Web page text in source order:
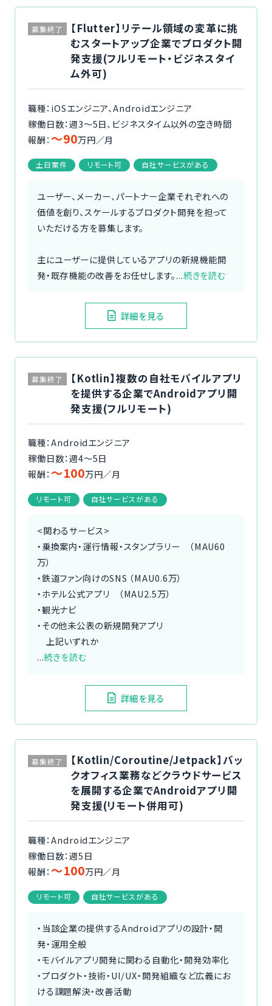
募集終了
【Flutter】リテール領域の変革に挑
むスタートアップ企業でプロダクト開
発支援(フルリモート・ビジネスタイ
ム外可)
職種：iOSエンジニア、Androidエンジニア
稼働日数：週3〜5日、ビジネスタイム以外の空き時間
報酬： 〜90万円／月
土日案件 リモート可 自社サービスがある
ユーザー、メーカー、パートナー企業それぞれへの
価値を創り、スケールするプロダクト開発を担って
いただける方を募集します。
主にユーザーに提供しているアプリの新規機能開
発・既存機能の改善をお任せします。...続きを読む
詳細を見る
募集終了
【Kotlin】複数の自社モバイルアプリ
を提供する企業でAndroidアプリ開
発支援(フルリモート)
職種：Androidエンジニア
稼働日数：週4〜5日
報酬： 〜100万円／月
リモート可 自社サービスがある
<関わるサービス>
・乗換案内・運行情報・スタンプラリー （MAU60
万）
・鉄道ファン向けのSNS （MAU0.6万）
・ホテル公式アプリ （MAU2.5万）
・観光ナビ
・その他未公表の新規開発アプリ
上記いずれか
...続きを読む
詳細を見る
募集終了
【Kotlin/Coroutine/Jetpack】バッ
クオフィス業務などクラウドサービス
を展開する企業でAndroidアプリ開
発支援(リモート併用可)
職種：Androidエンジニア
稼働日数：週5日
報酬： 〜100万円／月
リモート可 自社サービスがある
・当該企業の提供するAndroidアプリの設計・開
発・運用全般
・モバイルアプリ開発に関わる自動化・開発効率化
・プロダクト・技術・UI/UX・開発組織など広義にお
ける課題解決・改善活動